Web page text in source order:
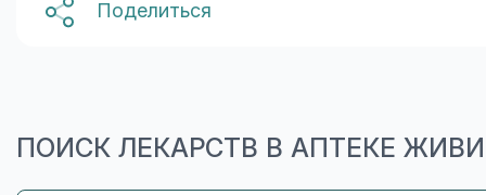
Поделиться
ПОИСК ЛЕКАРСТВ В АПТЕКЕ